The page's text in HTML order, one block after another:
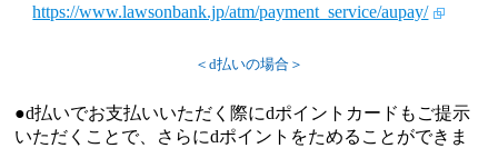
https://www.lawsonbank.jp/atm/payment_service/aupay/
＜d払いの場合＞
●d払いでお支払いいただく際にdポイントカードもご提示
いただくことで、さらにdポイントをためることができま